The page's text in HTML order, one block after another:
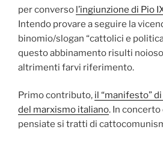
per converso l’ingiunzione di Pio
Intendo provare a seguire la
binomio/slogan “cattolici e
questo abbinamento risulti
altrimenti farvi riferimento.
Primo contributo, il “manifesto”
del marxismo italiano. In concerto
pensiate si tratti di